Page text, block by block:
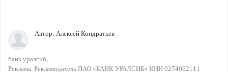
Автор: Алексей Кондратьев
банк уралсиб
Реклама. Рекламодатель ПАО «БАНК УРАЛСИБ» ИНН 0274062111